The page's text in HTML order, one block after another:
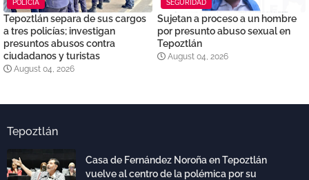
POLICÍA
Tepoztlán separa de sus cargos
a tres policías; investigan
presuntos abusos contra
ciudadanos y turistas
August 04, 2026
SEGURIDAD
Sujetan a proceso a un hombre
por presunto abuso sexual en
Tepoztlán
August 04, 2026
Tepoztlán
Casa de Fernández Noroña en Tepoztlán
vuelve al centro de la polémica por su